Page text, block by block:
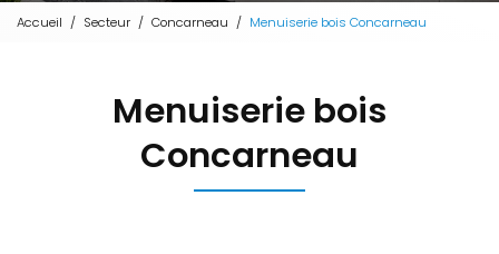
Accueil Secteur Concarneau Menuiserie bois Concarneau
Menuiserie bois
Concarneau